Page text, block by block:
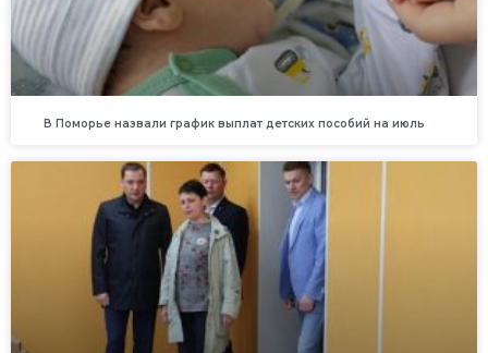
В Поморье назвали график выплат детских пособий на июль